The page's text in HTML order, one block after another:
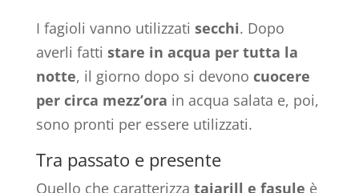
I fagioli vanno utilizzati secchi. Dopo
averli fatti stare in acqua per tutta la
notte, il giorno dopo si devono cuocere
per circa mezz’ora in acqua salata e, poi,
sono pronti per essere utilizzati.
Tra passato e presente
Quello che caratterizza tajarill e fasule è